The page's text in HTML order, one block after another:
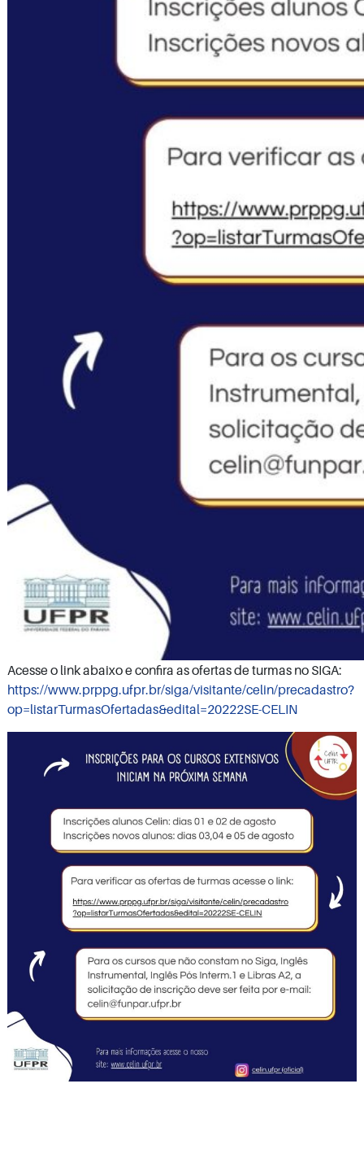
Acesse o link abaixo e confira as ofertas de turmas no SIGA:
https://www.prppg.ufpr.br/siga/visitante/celin/precadastro?
op=listarTurmasOfertadas&edital=20222SE-CELIN